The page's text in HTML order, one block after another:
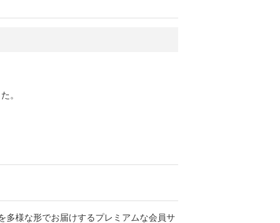
。
多様な形でお届けするプレミアムな会員サ